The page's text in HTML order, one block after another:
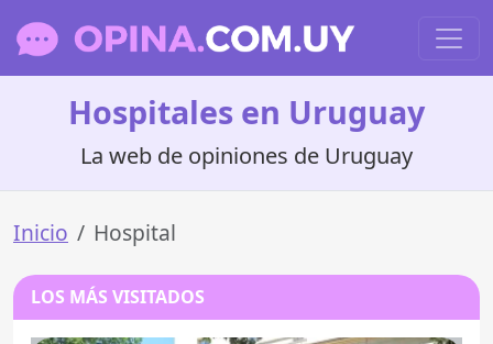
Hospitales en Uruguay
La web de opiniones de Uruguay
Inicio Hospital
LOS MÁS VISITADOS